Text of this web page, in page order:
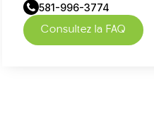
581-996-3774
Consultez la FAQ